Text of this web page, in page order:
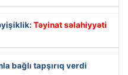
Təyinat səlahiyyəti
bağlı tapşırıq verdi